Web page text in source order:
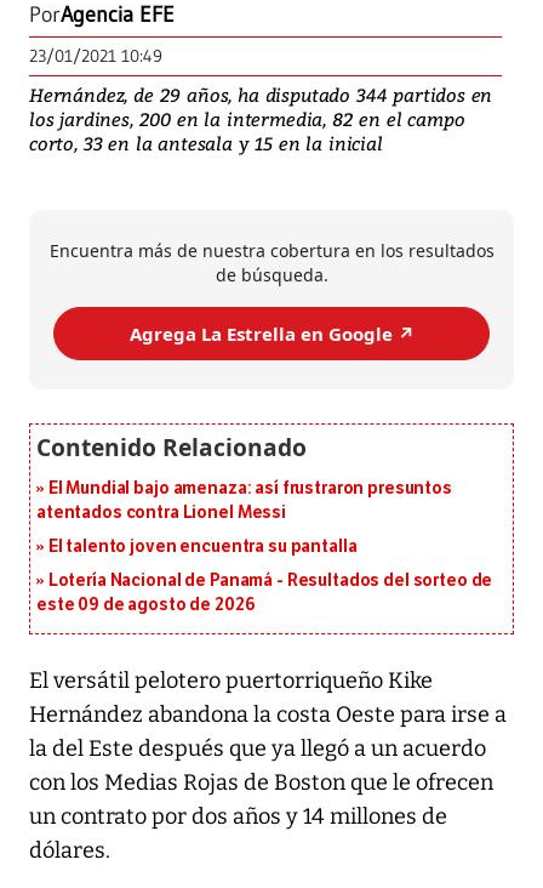
PorAgencia EFE
23/01/2021 10:49
Hernández, de 29 años, ha disputado 344 partidos en
los jardines, 200 en la intermedia, 82 en el campo
corto, 33 en la antesala y 15 en la inicial
Encuentra más de nuestra cobertura en los resultados
de búsqueda.
Agrega La Estrella en Google ↗️
El Mundial bajo amenaza: así frustraron presuntos
atentados contra Lionel Messi
El talento joven encuentra su pantalla​
Lotería Nacional de Panamá - Resultados del sorteo de
este 09 de agosto de 2026
El versátil pelotero puertorriqueño Kike
Hernández abandona la costa Oeste para irse a
la del Este después que ya llegó a un acuerdo
con los Medias Rojas de Boston que le ofrecen
un contrato por dos años y 14 millones de
dólares.